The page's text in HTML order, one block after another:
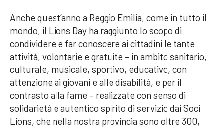
Anche quest’anno a Reggio Emilia, come in tutto il
mondo, il Lions Day ha raggiunto lo scopo di
condividere e far conoscere ai cittadini le tante
attività, volontarie e gratuite – in ambito sanitario,
culturale, musicale, sportivo, educativo, con
attenzione ai giovani e alle disabilità, e per il
contrasto alla fame – realizzate con senso di
solidarietà e autentico spirito di servizio dai Soci
Lions, che nella nostra provincia sono oltre 300,